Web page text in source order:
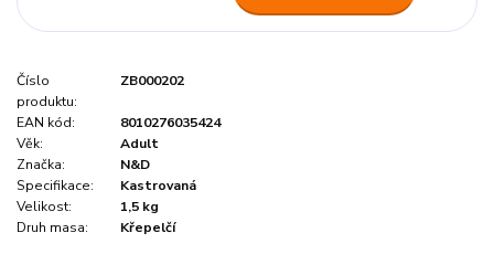
Číslo
produktu:
ZB000202
EAN kód:
8010276035424
Věk:
Adult
Značka:
N&D
Specifikace:
Kastrovaná
Velikost:
1,5 kg
Druh masa:
Křepelčí